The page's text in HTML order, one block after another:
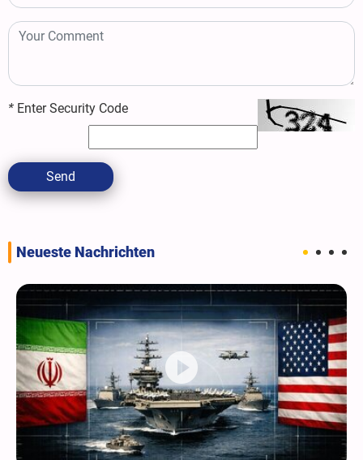
* Enter Security Code
Send
Neueste Nachrichten